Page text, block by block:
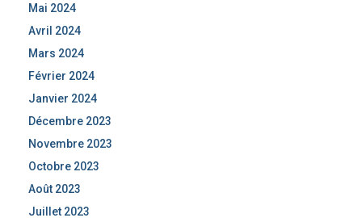
Mai 2024
Avril 2024
Mars 2024
Février 2024
Janvier 2024
Décembre 2023
Novembre 2023
Octobre 2023
Août 2023
Juillet 2023